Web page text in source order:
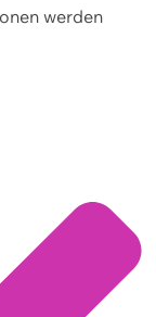
werden